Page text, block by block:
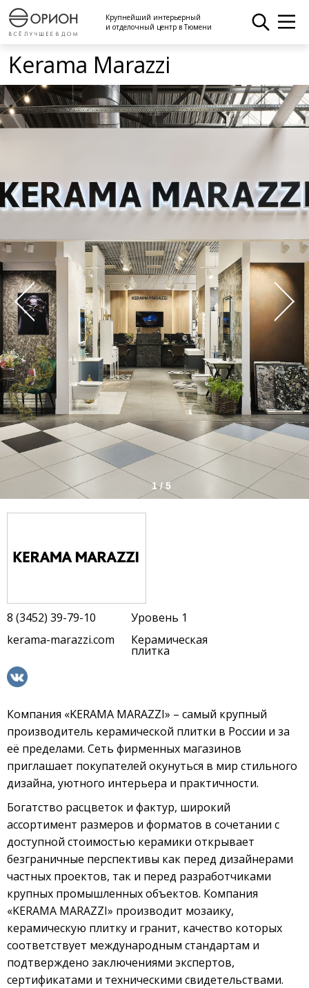
Крупнейший интерьерный
и отделочный центр в Тюмени
Kerama Marazzi
1 / 5
8 (3452) 39-79-10
kerama-marazzi.com
Уровень 1
Керамическая
плитка
Компания «KERAMA MARAZZI» – самый крупный
производитель керамической плитки в России и за
её пределами. Сеть фирменных магазинов
приглашает покупателей окунуться в мир стильного
дизайна, уютного интерьера и практичности.
Богатство расцветок и фактур, широкий
ассортимент размеров и форматов в сочетании с
доступной стоимостью керамики открывает
безграничные перспективы как перед дизайнерами
частных проектов, так и перед разработчиками
крупных промышленных объектов. Компания
«KERAMA MARAZZI» производит мозаику,
керамическую плитку и гранит, качество которых
соответствует международным стандартам и
подтверждено заключениями экспертов,
сертификатами и техническими свидетельствами.